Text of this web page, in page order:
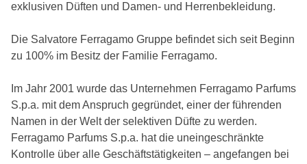
exklusiven Düften und Damen- und Herrenbekleidung.
Die Salvatore Ferragamo Gruppe befindet sich seit Beginn
zu 100% im Besitz der Familie Ferragamo.
Im Jahr 2001 wurde das Unternehmen Ferragamo Parfums
S.p.a. mit dem Anspruch gegründet, einer der führenden
Namen in der Welt der selektiven Düfte zu werden.
Ferragamo Parfums S.p.a. hat die uneingeschränkte
Kontrolle über alle Geschäftstätigkeiten – angefangen bei